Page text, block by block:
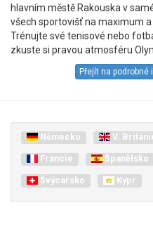
hlavním městě Rakouska v
všech sportovišť na maximum
Trénujte své tenisové nebo
zkuste si pravou atmosféru
Přejít na
Německo V.
Francie Španělsko
Švýcarsko Kypr